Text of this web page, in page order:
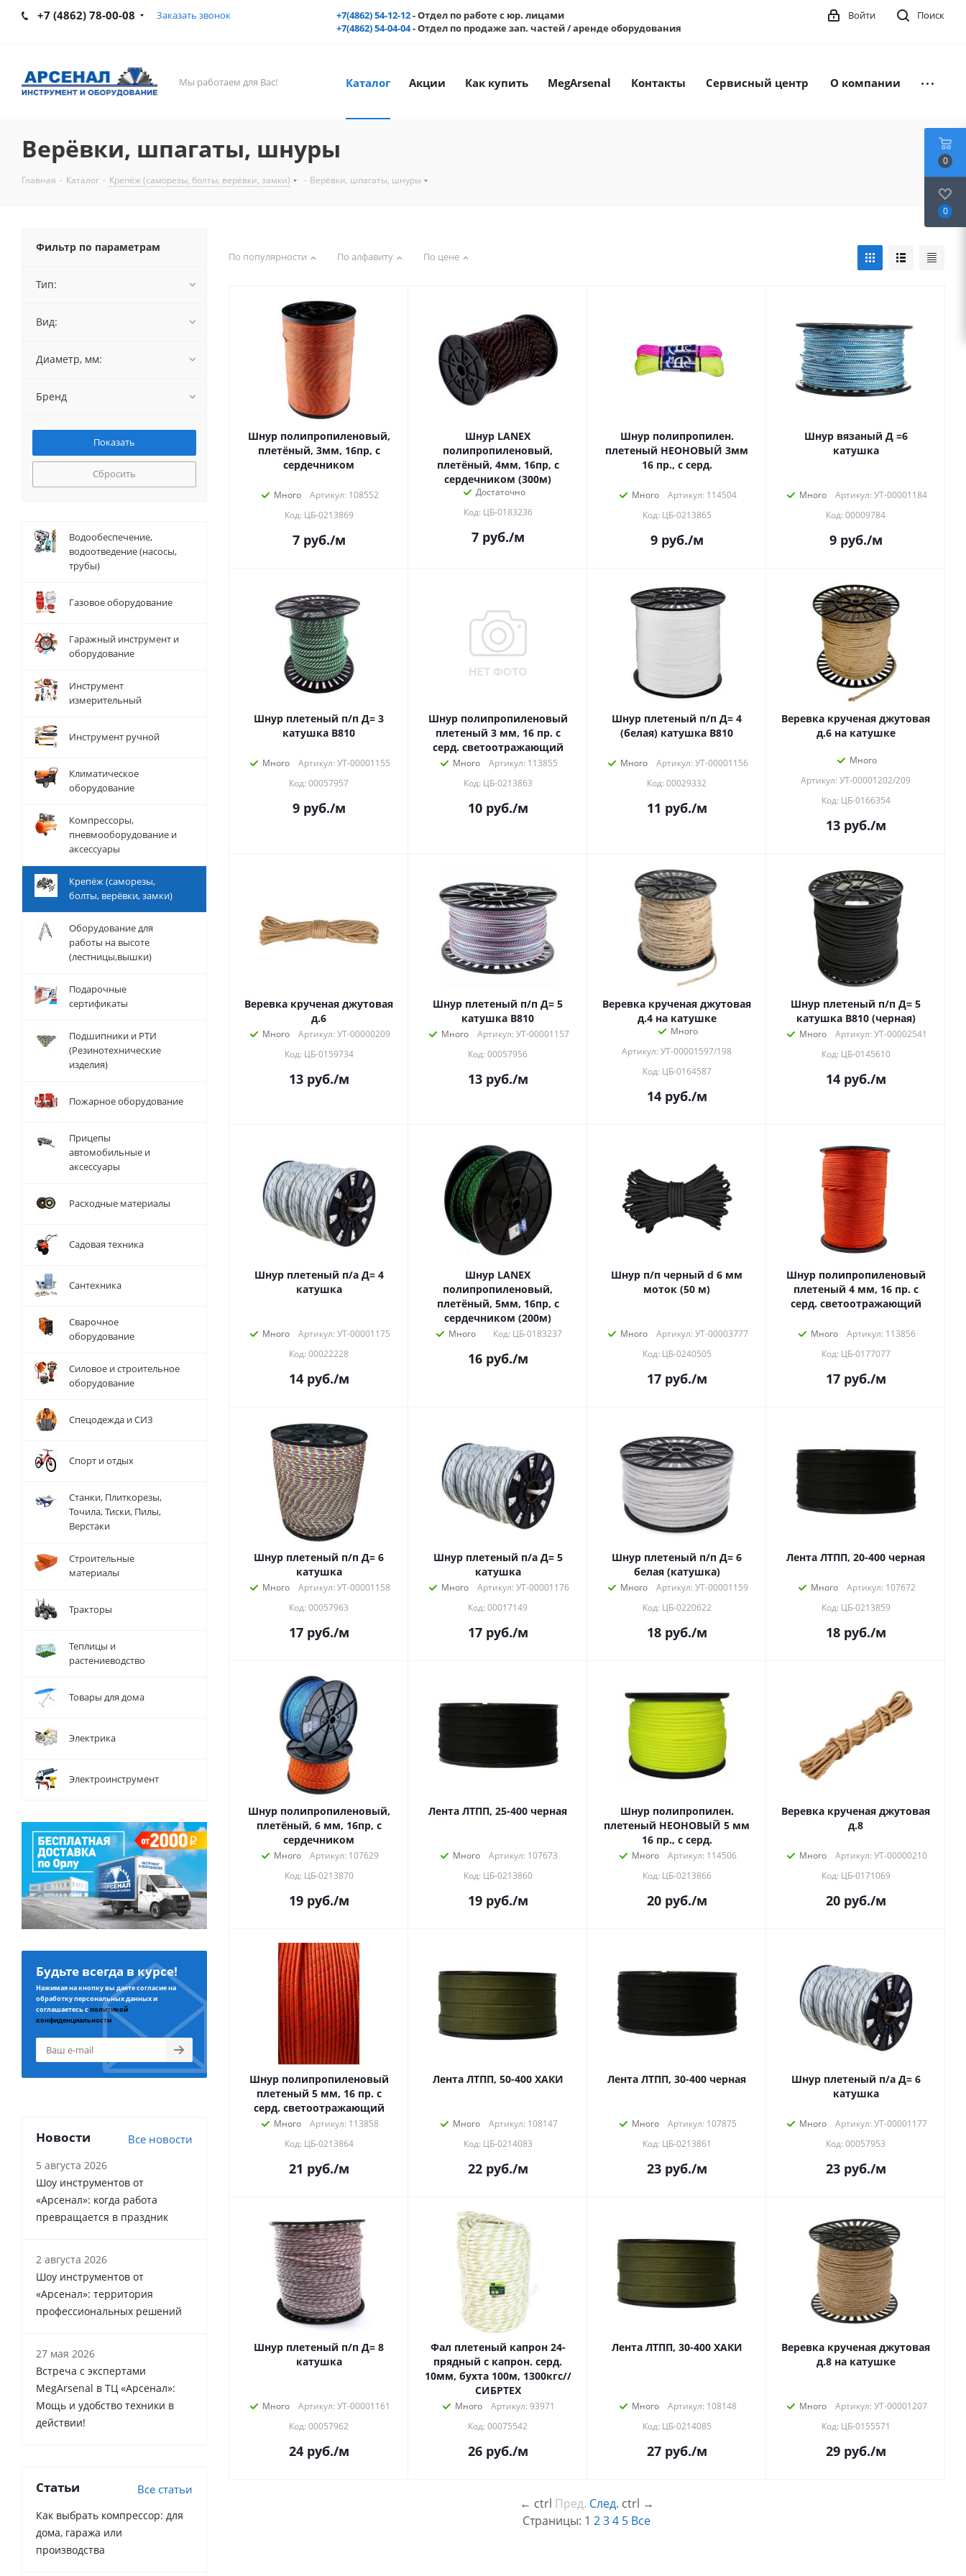
+7 (4862) 78-00-08 Заказать звонок +7(4862) 54-12-12- Отдел по работе с юр. лицами
+7(4862) 54-04-04- Отдел по продаже зап. частей / аренде оборудования
Поиск
Войти
Мы работаем для Вас! Каталог Акции Как купить MegArsenal Контакты Сервисный центр О компании
Верёвки, шпагаты, шнуры
Главная - Каталог - Крепёж (саморезы, болты, верёвки, замки) - Верёвки, шпагаты, шнуры
По популярности По алфавиту По цене
Шнур полипропиленовый,
плетёный, 3мм, 16пр, с
сердечником
Много
Артикул: 108552
Код: ЦБ-0213869
7руб./м
Шнур LANEX
полипропиленовый,
плетёный, 4мм, 16пр, с
сердечником (300м)
Достаточно
Код: ЦБ-0183236
7руб./м
Шнур полипропилен.
плетеный НЕОНОВЫЙ 3мм
16 пр., с серд.
Много
Артикул: 114504
Код: ЦБ-0213865
9руб./м
Шнур вязаный Д =6
катушка
Много
Артикул: УТ-00001184
Код: 00009784
9руб./м
Шнур плетеный п/п Д= 3
катушка В810
Много
Артикул: УТ-00001155
Код: 00057957
9руб./м
Шнур полипропиленовый
плетеный 3 мм, 16 пр. с
серд. светоотражающий
Много
Артикул: 113855
Код: ЦБ-0213863
10руб./м
Шнур плетеный п/п Д= 4
(белая) катушка В810
Много
Артикул: УТ-00001156
Код: 00029332
11 руб./м
Веревка крученая джутовая
д.6 на катушке
Много
Артикул: УТ-00001202/209
Код: ЦБ-0166354
13руб./м
Веревка крученая джутовая
д.6
Много
Артикул: УТ-00000209
Код: ЦБ-0159734
13руб./м
Шнур плетеный п/п Д= 5
катушка В810
Много
Артикул: УТ-00001157
Код: 00057956
13руб./м
Веревка крученая джутовая
д.4 на катушке
Много
Артикул: УТ-00001597/198
Код: ЦБ-0164587
14руб./м
Шнур плетеный п/п Д= 5
катушка В810 (черная)
Много
Артикул: УТ-00002541
Код: ЦБ-0145610
14руб./м
Шнур плетеный п/а Д= 4
катушка
Много
Артикул: УТ-00001175
Код: 00022228
14руб./м
Шнур LANEX
полипропиленовый,
плетёный, 5мм, 16пр, с
сердечником (200м)
Много Код: ЦБ-0183237
16руб./м
Шнур п/п черный d 6 мм
моток (50 м)
Много
Артикул: УТ-00003777
Код: ЦБ-0240505
17руб./м
Шнур полипропиленовый
плетеный 4 мм, 16 пр. с
серд. светоотражающий
Много
Артикул: 113856
Код: ЦБ-0177077
17руб./м
Шнур плетеный п/п Д= 6
катушка
Много
Артикул: УТ-00001158
Код: 00057963
17руб./м
Шнур плетеный п/а Д= 5
катушка
Много
Артикул: УТ-00001176
Код: 00017149
17руб./м
Шнур плетеный п/п Д= 6
белая (катушка)
Много
Артикул: УТ-00001159
Код: ЦБ-0220622
18руб./м
Лента ЛТПП, 20-400 черная
Много
Артикул: 107672
Код: ЦБ-0213859
18руб./м
Шнур полипропиленовый,
плетёный, 6 мм, 16пр, с
сердечником
Много
Артикул: 107629
Код: ЦБ-0213870
19руб./м
Лента ЛТПП, 25-400 черная
Много
Артикул: 107673
Код: ЦБ-0213860
19руб./м
Шнур полипропилен.
плетеный НЕОНОВЫЙ 5 мм
16 пр., с серд.
Много
Артикул: 114506
Код: ЦБ-0213866
20руб./м
Веревка крученая джутовая
д.8
Много
Артикул: УТ-00000210
Код: ЦБ-0171069
20руб./м
Шнур полипропиленовый
плетеный 5 мм, 16 пр. с
серд. светоотражающий
Много
Артикул: 113858
Код: ЦБ-0213864
21 руб./м
Лента ЛТПП, 50-400 ХАКИ
Много
Артикул: 108147
Код: ЦБ-0214083
22руб./м
Лента ЛТПП, 30-400 черная
Много
Артикул: 107875
Код: ЦБ-0213861
23руб./м
Шнур плетеный п/а Д= 6
катушка
Много
Артикул: УТ-00001177
Код: 00057953
23руб./м
Шнур плетеный п/п Д= 8
катушка
Много
Артикул: УТ-00001161
Код: 00057962
24руб./м
Фал плетеный капрон 24-
прядный с капрон. серд.
10мм, бухта 100м, 1300кгс//
СИБРТЕХ
Много
Артикул: 93971
Код: 00075542
26руб./м
Лента ЛТПП, 30-400 ХАКИ
Много
Артикул: 108148
Код: ЦБ-0214085
27руб./м
Веревка крученая джутовая
д.8 на катушке
Много
Артикул: УТ-00001207
Код: ЦБ-0155571
29руб./м
← ctrl Пред. След. ctrl →
Страницы: 1 234 5 Все
Фильтр по параметрам
Тип:
Вид:
Диаметр, мм:
Бренд
Сбросить
Водообеспечение,
водоотведение (насосы,
трубы)
Газовое оборудование
Гаражный инструмент и
оборудование
Инструмент
измерительный
Инструмент ручной
Климатическое
оборудование
Компрессоры,
пневмооборудование и
аксессуары
Крепёж (саморезы,
болты, верёвки, замки)
Оборудование для
работы на высоте
(лестницы,вышки)
Подарочные
сертификаты
Подшипники и РТИ
(Резинотехнические
изделия)
Пожарное оборудование
Прицепы
автомобильные и
аксессуары
Расходные материалы
Садовая техника
Сантехника
Сварочное
оборудование
Силовое и строительное
оборудование
Спецодежда и СИЗ
Спорт и отдых
Станки, Плиткорезы,
Точила, Тиски, Пилы,
Верстаки
Строительные
материалы
Тракторы
Теплицы и
растениеводство
Товары для дома
Электрика
Электроинструмент
Будьте всегда в курсе!
Нажимая на кнопку вы даете согласие на
обработку персональных данных и
соглашаетесь сполитикой
конфиденциальности
Новости Все новости
5 августа 2026
Шоу инструментов от
«Арсенал»: когда работа
превращается в праздник
2 августа 2026
Шоу инструментов от
«Арсенал»: территория
профессиональных решений
27 мая 2026
Встреча с экспертами
MegArsenal в ТЦ «Арсенал»:
Мощь и удобство техники в
действии!
Статьи Все статьи
Как выбрать компрессор: для
дома, гаража или
производства
0
0